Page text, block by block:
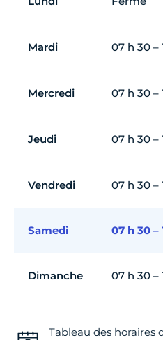
Mardi 07 h 30 –
Mercredi 07 h 30 –
Jeudi 07 h 30 –
Vendredi 07 h 30 –
Samedi 07 h 30 –
Dimanche 07 h 30 –
Tableau des horaires